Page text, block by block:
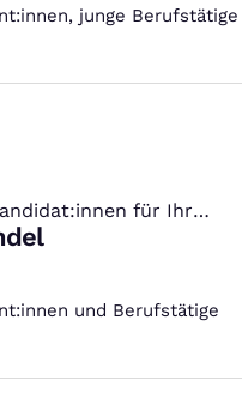
junge Berufstätige
für Ihr
und Berufstätige